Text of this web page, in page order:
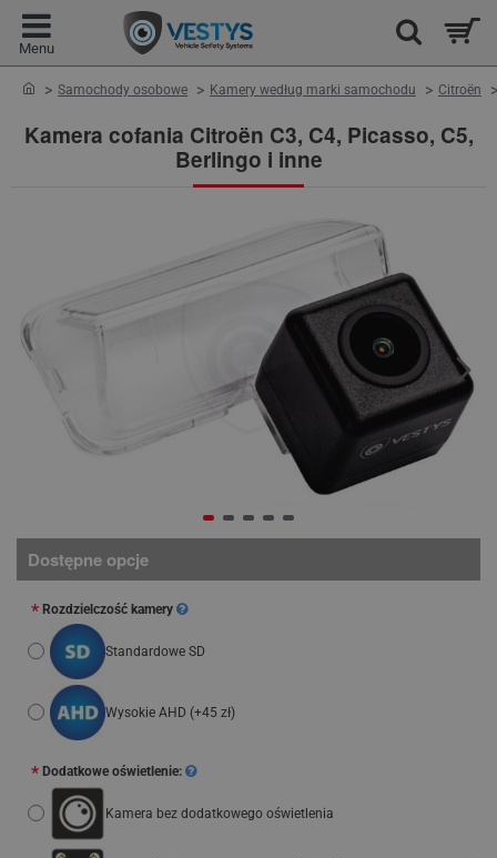
Kamera cofania Citroën C3, C4, Picasso, C5,
Berlingo i inne
homeSamochody osobowe Kamery według marki samochodu Citroën
Dostępne opcje
Rozdzielczość kamery
Standardowe SD
Wysokie AHD (+45 zł)
Dodatkowe oświetlenie:
Kamera bez dodatkowego oświetlenia